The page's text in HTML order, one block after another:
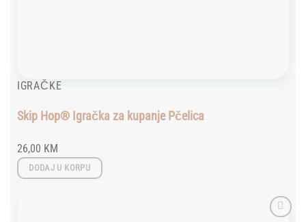
IGRAČKE
Skip Hop® Igračka za kupanje Pčelica
26,00 KM
DODAJ U KORPU